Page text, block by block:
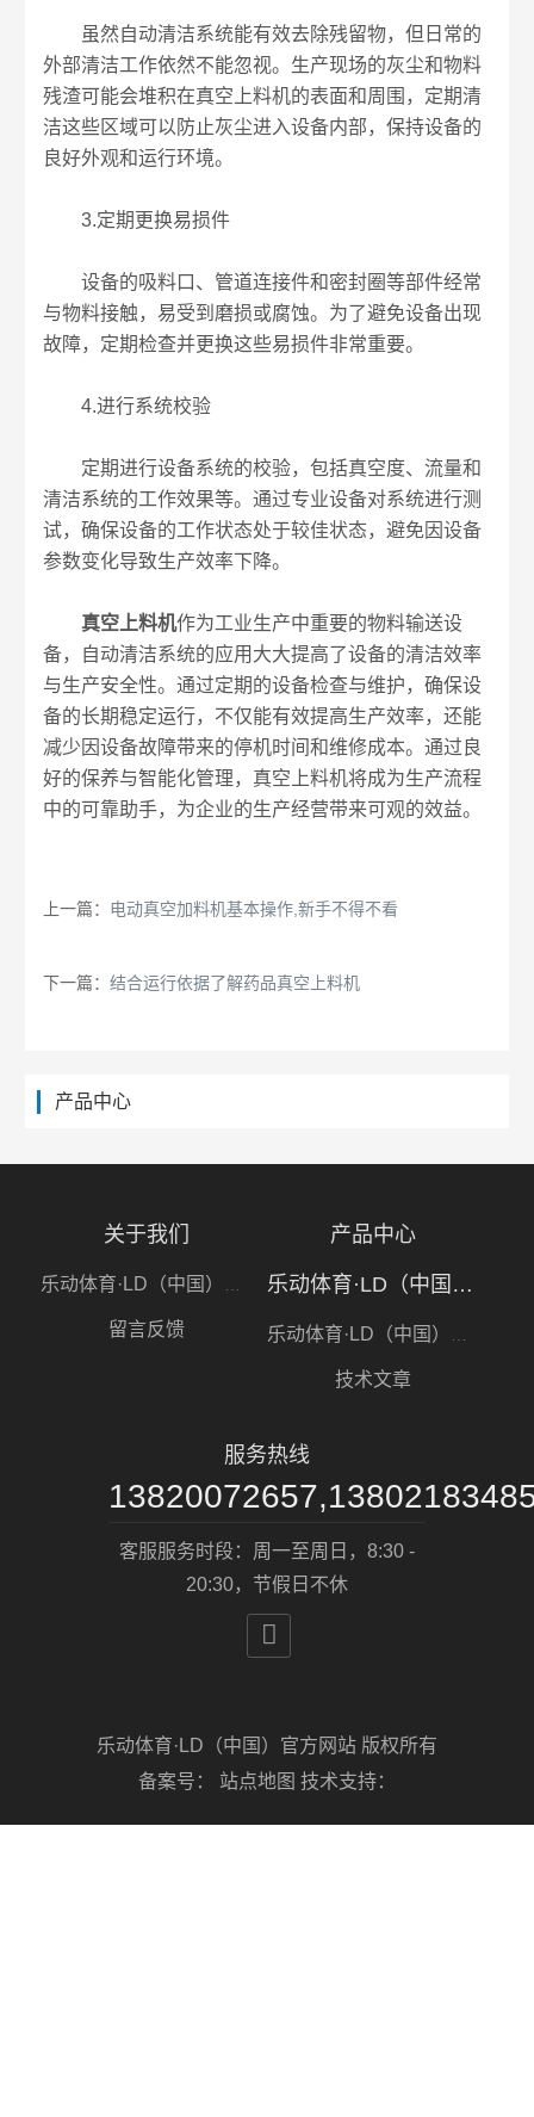
虽然自动清洁系统能有效去除残留物，但日常的
外部清洁工作依然不能忽视。生产现场的灰尘和物料
残渣可能会堆积在真空上料机的表面和周围，定期清
洁这些区域可以防止灰尘进入设备内部，保持设备的
良好外观和运行环境。
3.定期更换易损件
设备的吸料口、管道连接件和密封圈等部件经常
与物料接触，易受到磨损或腐蚀。为了避免设备出现
故障，定期检查并更换这些易损件非常重要。
4.进行系统校验
定期进行设备系统的校验，包括真空度、流量和
清洁系统的工作效果等。通过专业设备对系统进行测
试，确保设备的工作状态处于较佳状态，避免因设备
参数变化导致生产效率下降。
真空上料机作为工业生产中重要的物料输送设
备，自动清洁系统的应用大大提高了设备的清洁效率
与生产安全性。通过定期的设备检查与维护，确保设
备的长期稳定运行，不仅能有效提高生产效率，还能
减少因设备故障带来的停机时间和维修成本。通过良
好的保养与智能化管理，真空上料机将成为生产流程
中的可靠助手，为企业的生产经营带来可观的效益。
上一篇： 电动真空加料机基本操作,新手不得不看
下一篇：结合运行依据了解药品真空上料机
产品中心
关于我们
留言反馈
产品中心
乐动体育·LD（中国）官方网站
技术文章
服务热线
客服服务时段：周一至周日，8:30 -
20:30，节假日不休

乐动体育·LD（中国）官方网站 版权所有
备案号： 站点地图 技术支持：